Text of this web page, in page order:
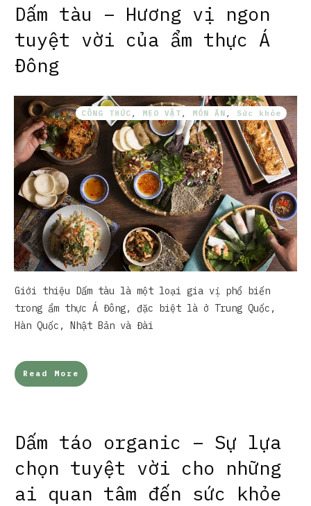
Dấm tàu – Hương vị ngon
tuyệt vời của ẩm thực Á
Đông
CÔNG THỨC MẸO VẶT MÓN ĂN Sức khỏe
Giới thiệu Dấm tàu là một loại gia vị phổ biến
trong ẩm thực Á Đông, đặc biệt là ở Trung Quốc,
Hàn Quốc, Nhật Bản và Đài
Read More
Dấm táo organic – Sự lựa
chọn tuyệt vời cho những
ai quan tâm đến sức khỏe